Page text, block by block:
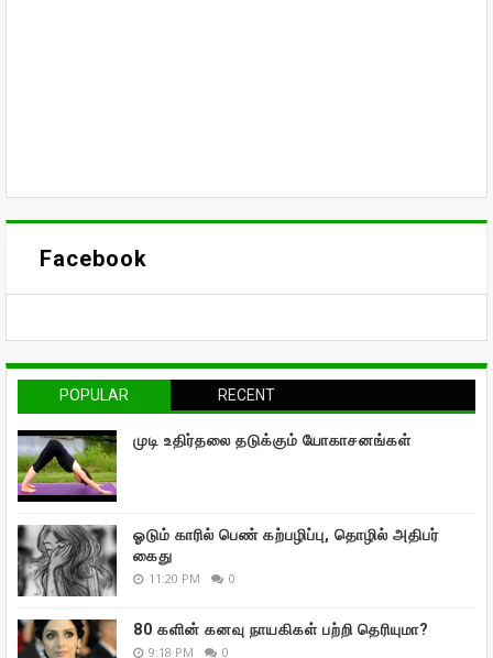
Facebook
POPULAR RECENT
முடி உதிர்தலை தடுக்கும் யோகாசனங்கள்
ஓடும் காரில் பெண் கற்பழிப்பு, தொழில் அதிபர்
கைது
11:20 PM 0
80 களின் கனவு நாயகிகள் பற்றி தெரியுமா?
9:18 PM 0